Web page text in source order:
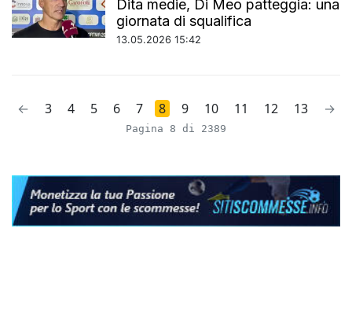
Dita medie, Di Meo patteggia: una
giornata di squalifica
13.05.2026 15:42
← 3 4 5 6 7 8 9 10 11 12 13 →
Pagina 8 di 2389